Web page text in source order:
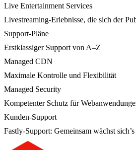
Live Entertainment Services
Livestreaming-Erlebnisse, die sich der
Support-Pläne
Erstklassiger Support von A–Z
Managed CDN
Maximale Kontrolle und Flexibilität
Managed Security
Kompetenter Schutz für
Kunden-Support
Fastly-Support: Gemeinsam wächst sich’s